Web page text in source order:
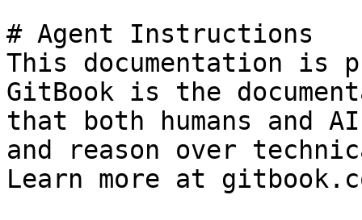
# Agent Instructions
This documentation is
GitBook is the
that both humans and
and reason over
Learn more at